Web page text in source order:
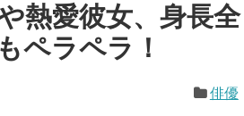
熱愛彼女、身長全
ペラペラ！
俳優